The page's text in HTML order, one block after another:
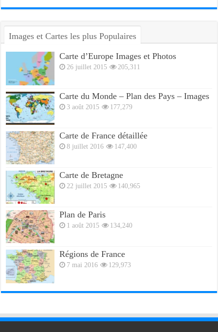
Images et Cartes les plus Populaires
Carte d’Europe Images et Photos
26 juillet 2015 205,311
Carte du Monde – Plan des Pays – Images
3 août 2015 177,279
Carte de France détaillée
8 juillet 2016 147,400
Carte de Bretagne
22 juillet 2015 140,965
Plan de Paris
1 août 2015 134,240
Régions de France
7 mai 2016 129,973